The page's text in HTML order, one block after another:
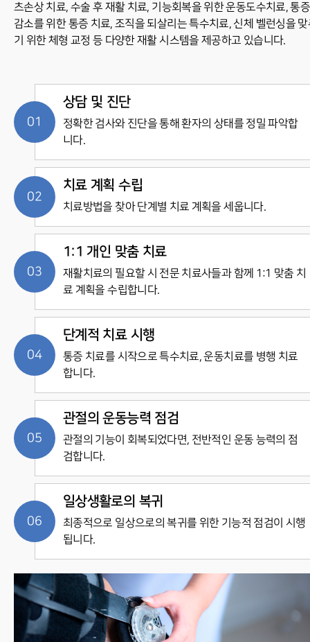
츠손상 치료, 수술 후 재활 치료, 기능회복을 위한 운동도수치료, 통증
감소를 위한 통증 치료,조직을 되살리는 특수치료, 신체 벨런싱을 맞
기 위한 체형 교정 등 다양한 재활 시스템을 제공하고 있습니다.
상담 및 진단
정확한 검사와 진단을 통해 환자의 상태를 정밀 파악합
니다.
치료 계획 수립
치료방법을 찾아 단계별 치료 계획을 세웁니다.
1:1 개인 맞춤 치료
재활치료의 필요할 시 전문 치료사들과 함께 1:1 맞춤 치
료 계획을 수립합니다.
단계적 치료 시행
통증 치료를 시작으로 특수치료, 운동치료를 병행 치료
합니다.
관절의 운동능력 점검
관절의 기능이 회복되었다면, 전반적인 운동 능력의 점
검합니다.
일상생활로의 복귀
최종적으로 일상으로의 복귀를 위한 기능적 점검이 시행
됩니다.